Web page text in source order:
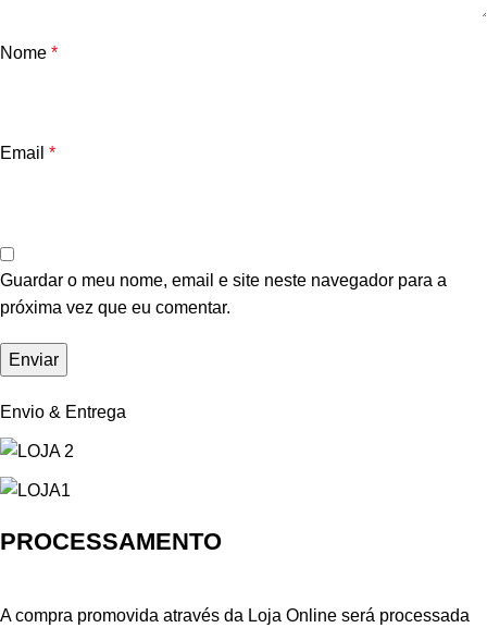
Nome *
Email *
Guardar o meu nome, email e site neste navegador para a
próxima vez que eu comentar.
Envio & Entrega
PROCESSAMENTO
A compra promovida através da Loja Online será processada